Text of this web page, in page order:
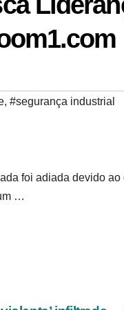
, #segurança industrial
foi adiada devido ao
…